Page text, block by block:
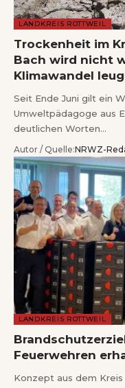
LANDKREIS ROTTWEIL
Trockenheit im
Bach wird nicht
Klimawandel
Seit Ende Juni gilt ein
Umweltpädagoge aus
deutlichen Worten…
Autor / Quelle:NRWZ-
LANDKREIS ROTTWEIL
Feuerwehren
Konzept aus dem